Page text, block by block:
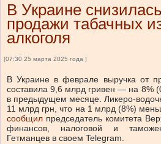
В Украине
продажи табачных
алкоголя
[07:30 25 марта 2025 года ]
В Украине в феврале выручка от
составила 9,6 млрд гривен — на 8%
в предыдущем месяце. Ликеро-
11 млрд грн, что на 1 млрд (8%)
сообщил председатель комитета
финансов, налоговой и
Гетманцев в своем Telegram.